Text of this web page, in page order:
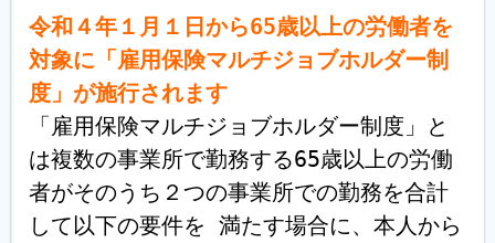
求人情報検索
各種セミナー
履歴書ジェネレーター
令和４年１月１日から65歳以上の労働者を
対象に「雇用保険マルチジョブホルダー制
度」が施行されます
「雇用保険マルチジョブホルダー制度」と
は複数の事業所で勤務する65歳以上の労働
者がそのうち２つの事業所での勤務を合計
して以下の要件を 満たす場合に、本人から